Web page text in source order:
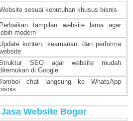
sesuai kebutuhan khusus bisnis
Perbaikan tampilan website lama agar
lebih modern
Update konten, keamanan, dan performa
SEO agar website mudah
di Google
chat langsung ke WhatsApp
bisnis
Website Bogor